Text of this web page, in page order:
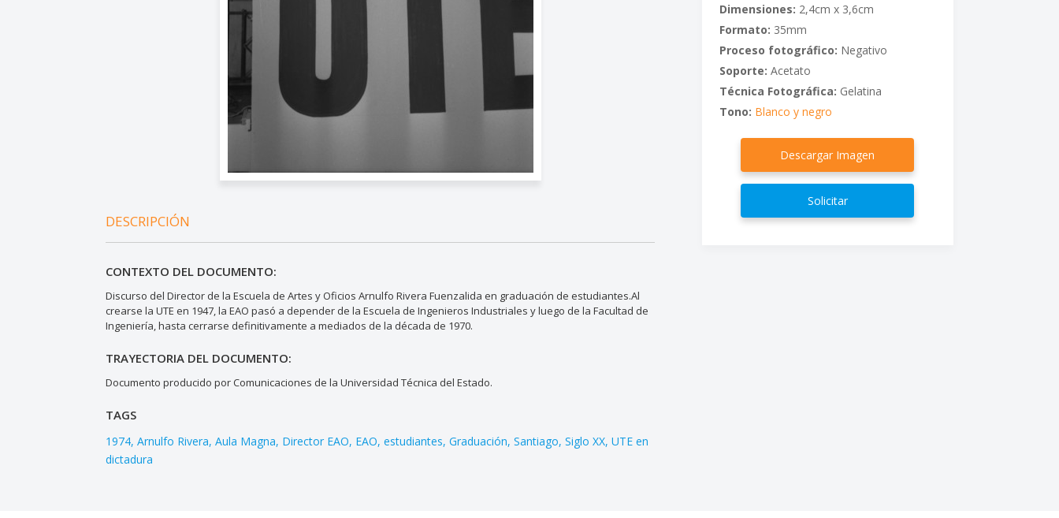
DESCRIPCIÓN
CONTEXTO DEL DOCUMENTO:
Discurso del Director de la Escuela de Artes y Oficios Arnulfo Rivera Fuenzalida en graduación de estudiantes.Al
crearse la UTE en 1947, la EAO pasó a depender de la Escuela de Ingenieros Industriales y luego de la Facultad de
Ingeniería, hasta cerrarse definitivamente a mediados de la década de 1970.
TRAYECTORIA DEL DOCUMENTO:
Documento producido por Comunicaciones de la Universidad Técnica del Estado.
TAGS
1974 Arnulfo Rivera Aula Magna Director EAO EAO estudiantes Graduación Santiago Siglo XX UTE en
dictadura
Dimensiones: 2,4cm x 3,6cm
Formato: 35mm
Proceso fotográfico: Negativo
Soporte: Acetato
Técnica Fotográfica: Gelatina
Tono: Blanco y negro
Descargar Imagen
Solicitar